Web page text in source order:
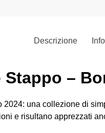
Descrizione
–
una collezione di
e risultano apprezzati